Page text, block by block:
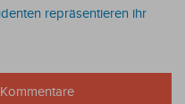
repräsentieren ihr